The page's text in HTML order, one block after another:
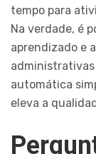
tempo para
Na verdade, é
aprendizado e
automática
eleva a